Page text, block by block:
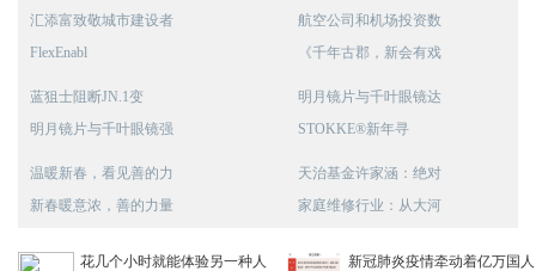
汇添富致敬城市建设者
FlexEnabl
航空公司和机场投资数
《千年古郡，新会有戏
蓝狙士阻断JN.1变
明月镜片与千叶眼镜强
明月镜片与千叶眼镜达
STOKKE®新年寻
温暖新春，看见善的力
新春暖意浓，善的力量
天治基金许家涵：绝对
家庭维修行业：从大河
花几个小时就能体验另一种人
新冠肺炎疫情牵动着亿万国人